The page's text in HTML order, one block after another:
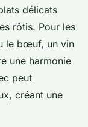
délicats
rôtis. Pour les
le bœuf, un vin
une harmonie
peut
créant une